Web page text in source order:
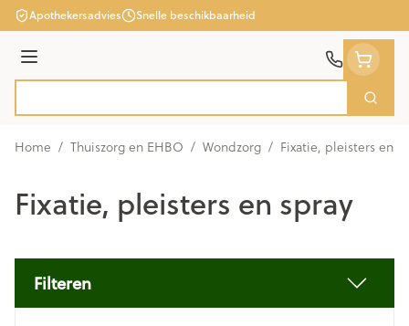
Ga naar de inhoud
Apothekersadvies Snelle beschikbaarheid
Menu
Zoek
Home / Thuiszorg en EHBO / Wondzorg / Fixatie, pleisters en
Fixatie, pleisters en spray
Filteren